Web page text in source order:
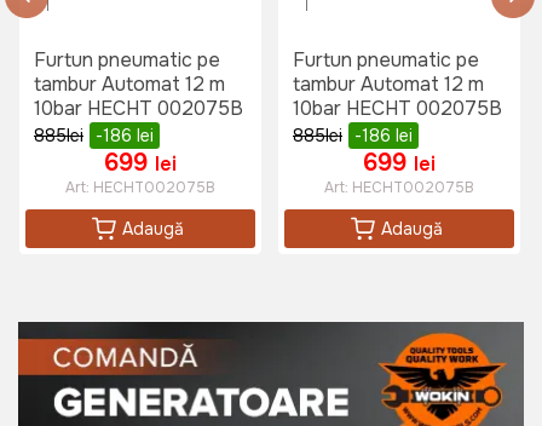
Furtun pneumatic pe
tambur Automat 12 m
10bar HECHT 002075B
885lei -186 lei
699 lei
Art: HECHT002075B
Adaugă
Furtun pneumatic pe
tambur Automat 12 m
10bar HECHT 002075B
885lei -186 lei
699 lei
Art: HECHT002075B
Adaugă